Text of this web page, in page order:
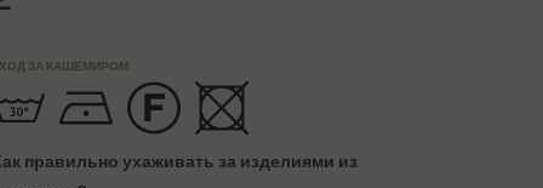
ЗА КАШЕМИРОМ
правильно ухаживать за изделиями из